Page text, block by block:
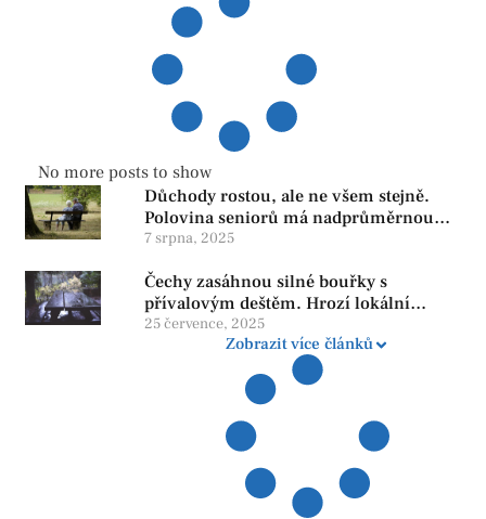
No more posts to show
Důchody rostou, ale ne všem stejně.
Polovina seniorů má nadprůměrnou
penzi, tisíce však žijí pod hranicí
reformy
7 srpna, 2025
Čechy zasáhnou silné bouřky s
přívalovým deštěm. Hrozí lokální
zatopení
25 července, 2025
Zobrazit více článků